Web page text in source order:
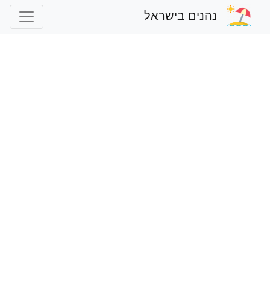
נהנים בישראל